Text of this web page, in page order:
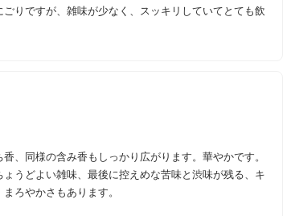
りですが、雑味が少なく、スッキリしていてとても飲
、同様の含み香もしっかり広がります。華やかです。
うどよい雑味、最後に控えめな苦味と渋味が残る、キ
ろやかさもあります。